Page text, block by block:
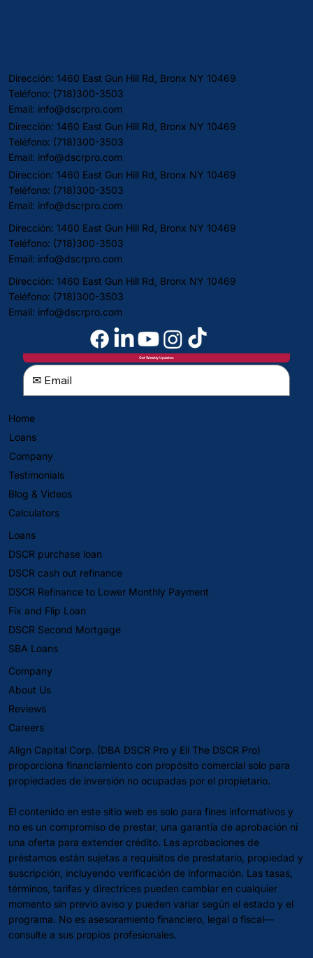
Dirección: 1460 East Gun Hill Rd, Bronx NY 10469
Teléfono: (718)300-3503
Email: info@dscrpro.com
Dirección: 1460 East Gun Hill Rd, Bronx NY 10469
Teléfono: (718)300-3503
Email: info@dscrpro.com
Dirección: 1460 East Gun Hill Rd, Bronx NY 10469
Teléfono: (718)300-3503
Email: info@dscrpro.com
Dirección: 1460 East Gun Hill Rd, Bronx NY 10469
Teléfono: (718)300-3503
Email: info@dscrpro.com
Get Weekly Updates
Dirección: 1460 East Gun Hill Rd, Bronx NY 10469
Teléfono: (718)300-3503
Email: info@dscrpro.com
Home
Loans
Company
Testimonials
Blog & Videos
Calculators
Loans
DSCR purchase loan
DSCR cash out refinance
DSCR Refinance to Lower Monthly Payment
Fix and Flip Loan
DSCR Second Mortgage
SBA Loans
Company
About Us
Reviews
Careers
Align Capital Corp. (DBA DSCR Pro y Eli The DSCR Pro)
proporciona financiamiento con propósito comercial solo para
propiedades de inversión no ocupadas por el propietario.
El contenido en este sitio web es solo para fines informativos y
no es un compromiso de prestar, una garantía de aprobación ni
una oferta para extender crédito. Las aprobaciones de
préstamos están sujetas a requisitos de prestatario, propiedad y
suscripción, incluyendo verificación de información. Las tasas,
términos, tarifas y directrices pueden cambiar en cualquier
momento sin previo aviso y pueden variar según el estado y el
programa. No es asesoramiento financiero, legal o fiscal—
consulte a sus propios profesionales.